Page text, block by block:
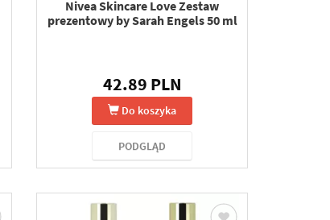
Nivea Skincare Love Zestaw
prezentowy by Sarah Engels 50 ml
42.89 PLN
Do koszyka
PODGLĄD